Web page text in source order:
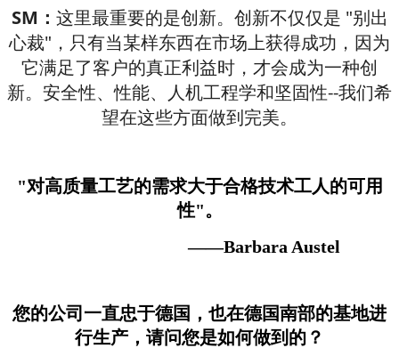
SM： 这里最重要的是创新。创新不仅仅是 "别出
心裁"，只有当某样东西在市场上获得成功，因为
它满足了客户的真正利益时，才会成为一种创
新。安全性、性能、人机工程学和坚固性--我们希
望在这些方面做到完美。
"对高质量工艺的需求大于合格技术工人的可用
性"。
——Barbara Austel
您的公司一直忠于德国，也在德国南部的基地进
行生产，请问您是如何做到的？